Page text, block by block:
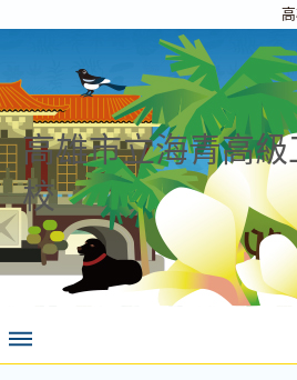
高雄市立海青高
校